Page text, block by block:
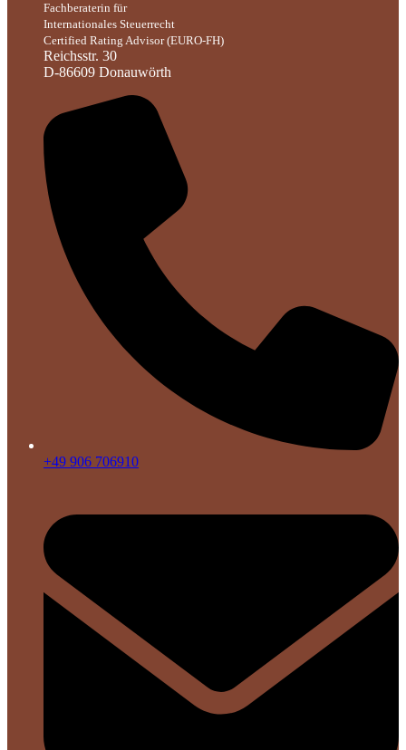
Fachberaterin für
Internationales Steuerrecht
Certified Rating Advisor (EURO-FH)
Reichsstr. 30
D-86609 Donauwörth
+49 906 706910